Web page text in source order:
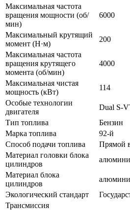
Максимальная частота
вращения мощности (об/
мин)
6000
Максимальный крутящий
момент (Н·м)
200
Максимальная частота
вращения крутящего
момента (об/мин)
4000
Максимальная чистая
мощность (кВт)
114
Особые технологии
двигателя
Dual S-
Тип топлива
Бензин
Марка топлива
92-й
Способ подачи топлива
Прямой
Материал головки блока
цилиндров
Материал блока
цилиндров
Экологический стандарт
Трансмиссия